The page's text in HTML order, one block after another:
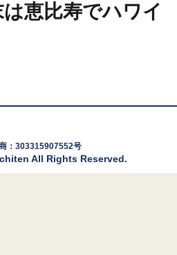
恵比寿でハワイ
303315907552号
All Rights Reserved.